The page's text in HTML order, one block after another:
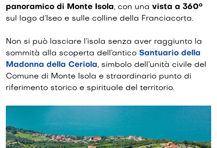
panoramico di Monte Isola, con una vista a 360°
sul lago d’Iseo e sulle colline della Franciacorta.
Non si può lasciare l’isola senza aver raggiunto la
sommità alla scoperta dell’antico Santuario della
Madonna della Ceriola, simbolo dell’unità civile del
Comune di Monte Isola e straordinario punto di
riferimento storico e spirituale del territorio.